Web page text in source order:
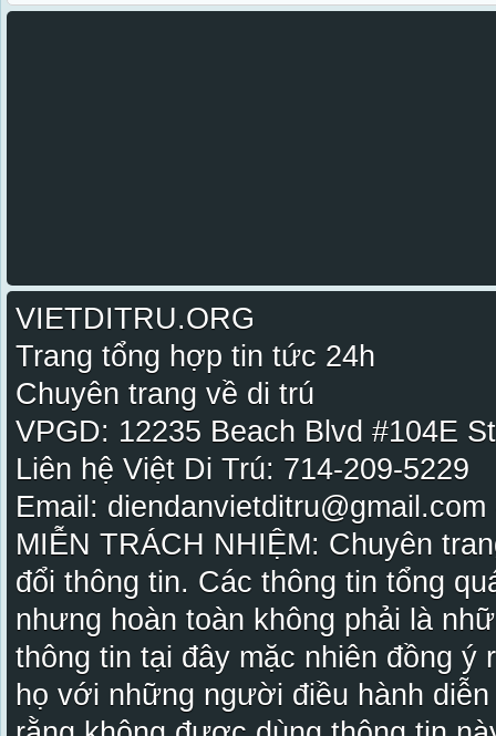
VIETDITRU.ORG
Trang tổng hợp tin tức 24h
Chuyên trang về di trú
VPGD: 12235 Beach Blvd #104E
Liên hệ Việt Di Trú: 714-209-5229
Email:
MIỄN TRÁCH NHIỆM: Chuyên
đổi thông tin. Các thông tin tổng
nhưng hoàn toàn không phải là
thông tin tại đây mặc nhiên đồng ý
họ với những người điều hành